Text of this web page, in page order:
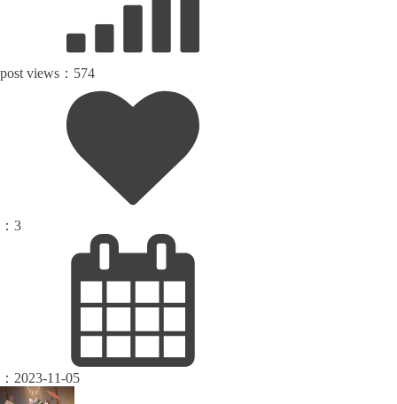
post views： 574
： 3
： 2023-11-05